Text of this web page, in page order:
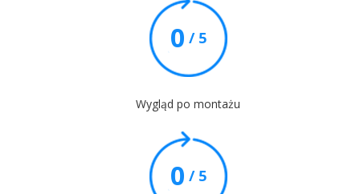
0 / 5
Wygląd po montażu
0 / 5